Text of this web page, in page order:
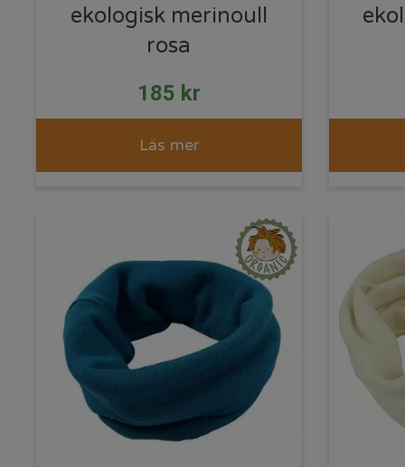
ekologisk merinoull
rosa
185 kr
Läs mer